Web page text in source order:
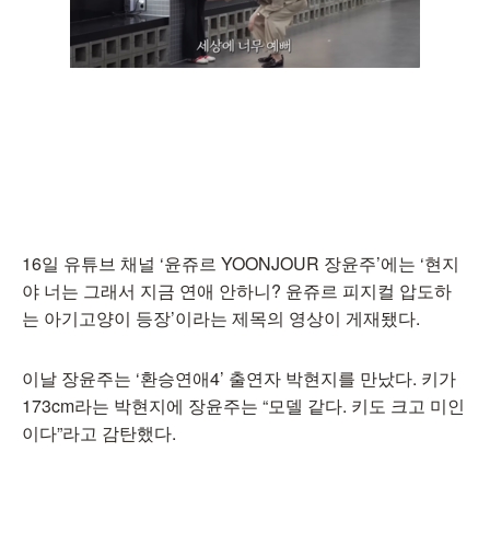
16일 유튜브 채널 ‘윤쥬르 YOONJOUR 장윤주’에는 ‘현지
야 너는 그래서 지금 연애 안하니? 윤쥬르 피지컬 압도하
는 아기고양이 등장’이라는 제목의 영상이 게재됐다.
이날 장윤주는 ‘환승연애4’ 출연자 박현지를 만났다. 키가
173cm라는 박현지에 장윤주는 “모델 같다. 키도 크고 미인
이다”라고 감탄했다.